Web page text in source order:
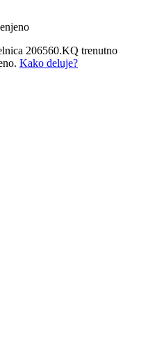
206560.KQ trenutno
Kako deluje?